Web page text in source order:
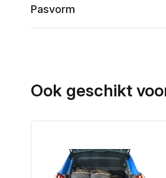
Pasvorm
Ook geschikt